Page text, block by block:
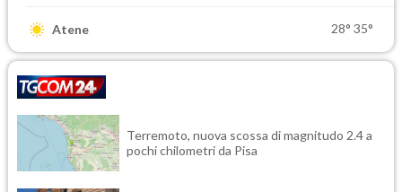
Atene 28° 35°
Terremoto, nuova scossa di magnitudo 2.4 a
pochi chilometri da Pisa